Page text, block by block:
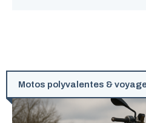
Motos polyvalentes &